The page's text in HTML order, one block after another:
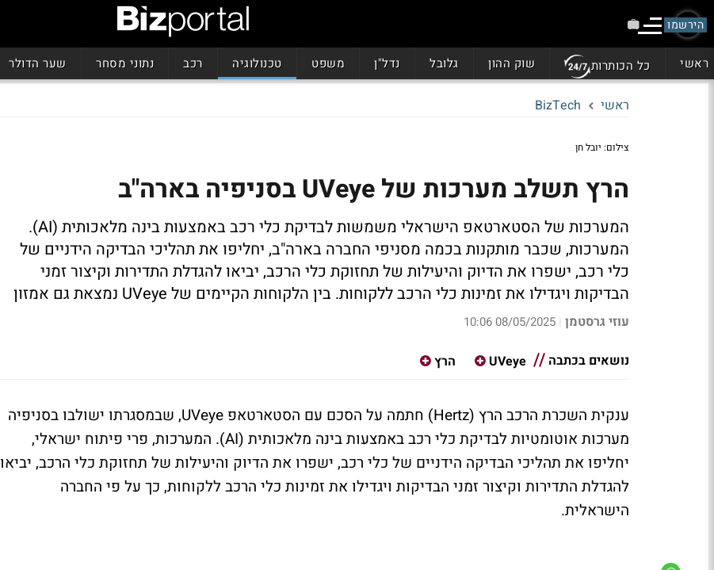
הירשמו
ראשי כל הכותרות שוק ההון גלובל נדל"ן משפט טכנולוגיה רכב נתוני מסחר שער הדולר
ראשי BizTech
צילום: יובל חן
הרץ תשלב מערכות של UVeye בסניפיה בארה"ב
המערכות של הסטארטאפ הישראלי משמשות לבדיקת כלי רכב באמצעות בינה מלאכותית (AI).
המערכות, שכבר מותקנות בכמה מסניפי החברה בארה"ב, יחליפו את תהליכי הבדיקה הידניים של
כלי רכב, ישפרו את הדיוק והיעילות של תחזוקת כלי הרכב, יביאו להגדלת התדירות וקיצור זמני
הבדיקות ויגדילו את זמינות כלי הרכב ללקוחות. בין הלקוחות הקיימים של UVeye נמצאת גם אמזון
עוזי גרסטמן |
08/05/2025 10:06
נושאים בכתבה UVeye הרץ
ענקית השכרת הרכב הרץ (Hertz) חתמה על הסכם עם הסטארטאפ UVeye, שבמסגרתו ישולבו בסניפיה
מערכות אוטומטיות לבדיקת כלי רכב באמצעות בינה מלאכותית (AI). המערכות, פרי פיתוח ישראלי,
יחליפו את תהליכי הבדיקה הידניים של כלי רכב, ישפרו את הדיוק והיעילות של תחזוקת כלי הרכב, יביאו
להגדלת התדירות וקיצור זמני הבדיקות ויגדילו את זמינות כלי הרכב ללקוחות, כך על פי החברה
הישראלית.